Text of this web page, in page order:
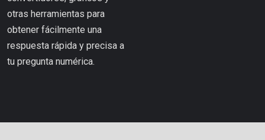
otras herramientas para
obtener fácilmente una
respuesta rápida y precisa a
tu pregunta numérica.